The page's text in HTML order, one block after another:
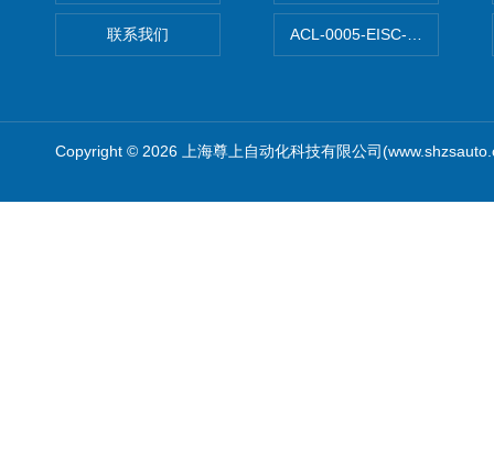
联系我们 ACL-0005-EISC-E2M8C上海
Copyright © 2026 上海尊上自动化科技有限公司